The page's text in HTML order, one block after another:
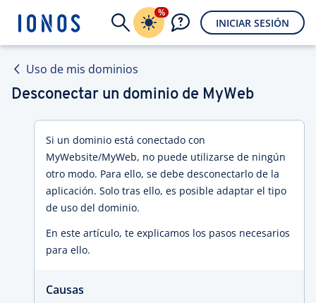
%
INICIAR SESIÓN
Uso de mis dominios
Desconectar un dominio de MyWeb
Si un dominio está conectado con
MyWebsite/MyWeb, no puede utilizarse de ningún
otro modo. Para ello, se debe desconectarlo de la
aplicación. Solo tras ello, es posible adaptar el tipo
de uso del dominio.
En este artículo, te explicamos los pasos necesarios
para ello.
Causas